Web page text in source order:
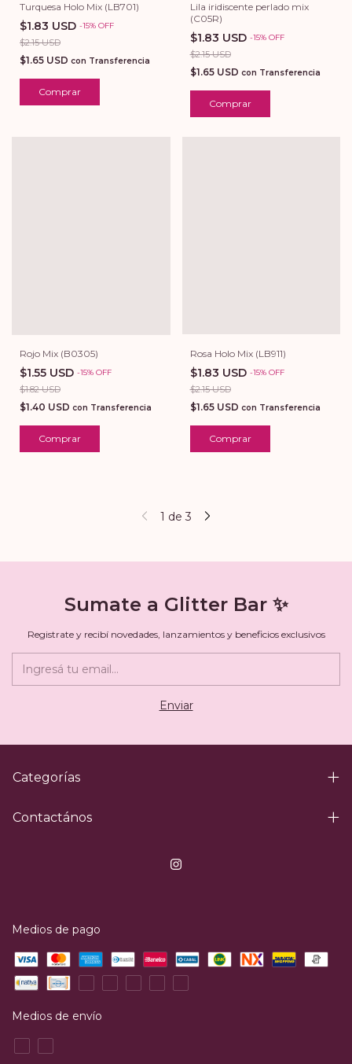
Turquesa Holo Mix (LB701)
$1.83 USD -15% OFF
$2.15 USD
$1.65 USD con Transferencia
Comprar
Lila iridiscente perlado mix
(C05R)
$1.83 USD -15% OFF
$2.15 USD
$1.65 USD con Transferencia
Comprar
Rojo Mix (B0305)
$1.55 USD -15% OFF
$1.82 USD
$1.40 USD con Transferencia
Comprar
Rosa Holo Mix (LB911)
$1.83 USD -15% OFF
$2.15 USD
$1.65 USD con Transferencia
Comprar
1 de 3
Sumate a Glitter Bar ✨
Registrate y recibí novedades, lanzamientos y beneficios exclusivos
Categorías
Contactános
Medios de pago
Medios de envío